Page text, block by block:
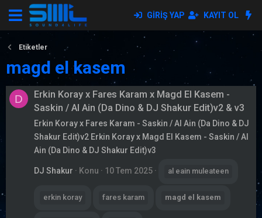
GIRIŞ YAP KAYIT OL
Etiketler
magd el kasem
D
Erkin Koray x Fares Karam x Magd El Kasem -
Saskin / Al Ain (Da Dino & DJ Shakur Edit)v2 & v3
Erkin Koray x Fares Karam - Saskin / Al Ain (Da Dino & DJ
Shakur Edit)v2 Erkin Koray x Magd El Kasem - Saskin / Al
Ain (Da Dino & DJ Shakur Edit)v3
DJ Shakur Konu 10 Tem 2025 al eain muleateen
erkin koray fares karam magd el kasem